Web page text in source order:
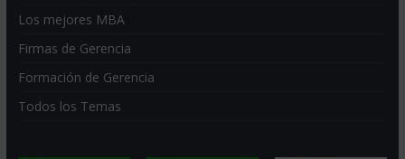
Los mejores MBA
Firmas de Gerencia
Formación de Gerencia
Todos los Temas